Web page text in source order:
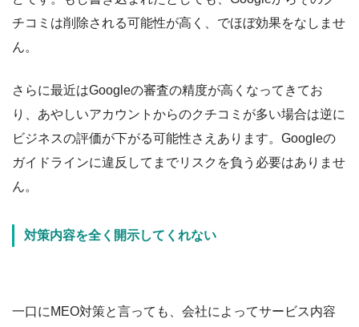
チコミは削除される可能性が高く、でほぼ効果をなしませ
ん。
さらに最近はGoogleの審査の精度が高くなってきてお
り、あやしいアカウントからのクチコミが多い場合は逆に
ビジネスの評価が下がる可能性さえあります。Googleの
ガイドラインに違反してまでリスクを負う必要はありませ
ん。
対策内容を全く開示してくれない
一口にMEO対策と言っても、会社によってサービス内容